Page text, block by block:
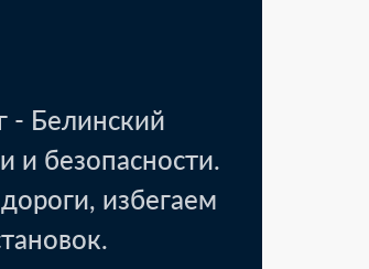
- Белинский
и безопасности.
избегаем